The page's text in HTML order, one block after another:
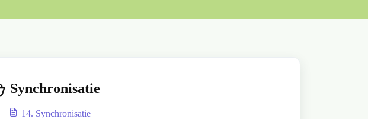
Synchronisatie
14. Synchronisatie